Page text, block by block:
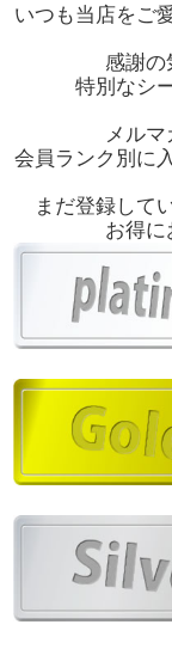
いつも当店をご
感謝の
特別なシ
メル
会員ランク別に
まだ登録して
お得に